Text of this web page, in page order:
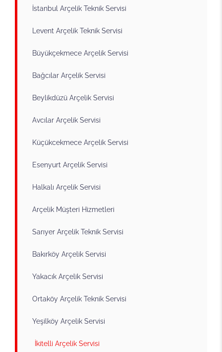
İstanbul Arçelik Teknik Servisi
Levent Arçelik Teknik Servisi
Büyükçekmece Arçelik Servisi
Bağcılar Arçelik Servisi
Beylikdüzü Arçelik Servisi
Avcılar Arçelik Servisi
Küçükcekmece Arçelik Servisi
Esenyurt Arçelik Servisi
Halkalı Arçelik Servisi
Arçelik Müşteri Hizmetleri
Sarıyer Arçelik Teknik Servisi
Bakırköy Arçelik Servisi
Yakacık Arçelik Servisi
Ortaköy Arçelik Teknik Servisi
Yeşilköy Arçelik Servisi
İkitelli Arçelik Servisi